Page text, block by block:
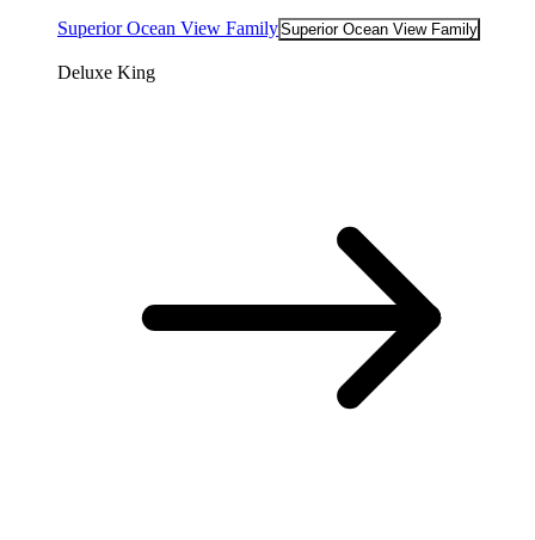
Superior Ocean View FamilySuperior Ocean View Family
Deluxe King